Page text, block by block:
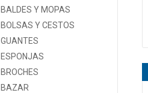
BALDES Y MOPAS
BOLSAS Y CESTOS
GUANTES
ESPONJAS
BROCHES
BAZAR